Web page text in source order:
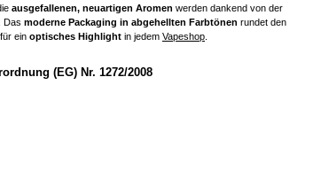
ausgefallenen, neuartigen Aromen werden dankend von der
Das moderne Packaging in abgehellten Farbtönen rundet den
ein optisches Highlight in jedem Vapeshop
(EG) Nr. 1272/2008